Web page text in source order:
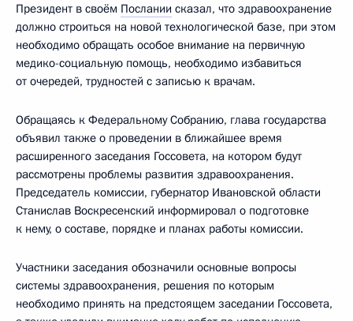
Президент в своём Послании сказал, что здравоохранение
должно строиться на новой технологической базе, при этом
необходимо обращать особое внимание на первичную
медико-социальную помощь, необходимо избавиться
от очередей, трудностей с записью к врачам.
Обращаясь к Федеральному Собранию, глава государства
объявил также о проведении в ближайшее время
расширенного заседания Госсовета, на котором будут
рассмотрены проблемы развития здравоохранения.
Председатель комиссии, губернатор Ивановской области
Станислав Воскресенский информировал о подготовке
к нему, о составе, порядке и планах работы комиссии.
Участники заседания обозначили основные вопросы
системы здравоохранения, решения по которым
необходимо принять на предстоящем заседании Госсовета,